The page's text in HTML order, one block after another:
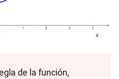
de la función,